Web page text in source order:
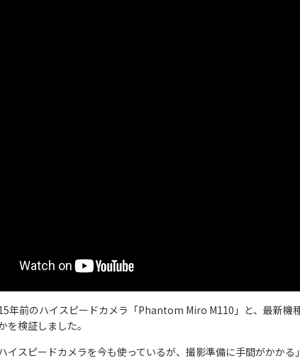
年前のハイスピードカメラ「Phantom Miro M110」と、最新
を検証しました。
イスピードカメラを今も使っているが、撮影準備に手間がかかる」